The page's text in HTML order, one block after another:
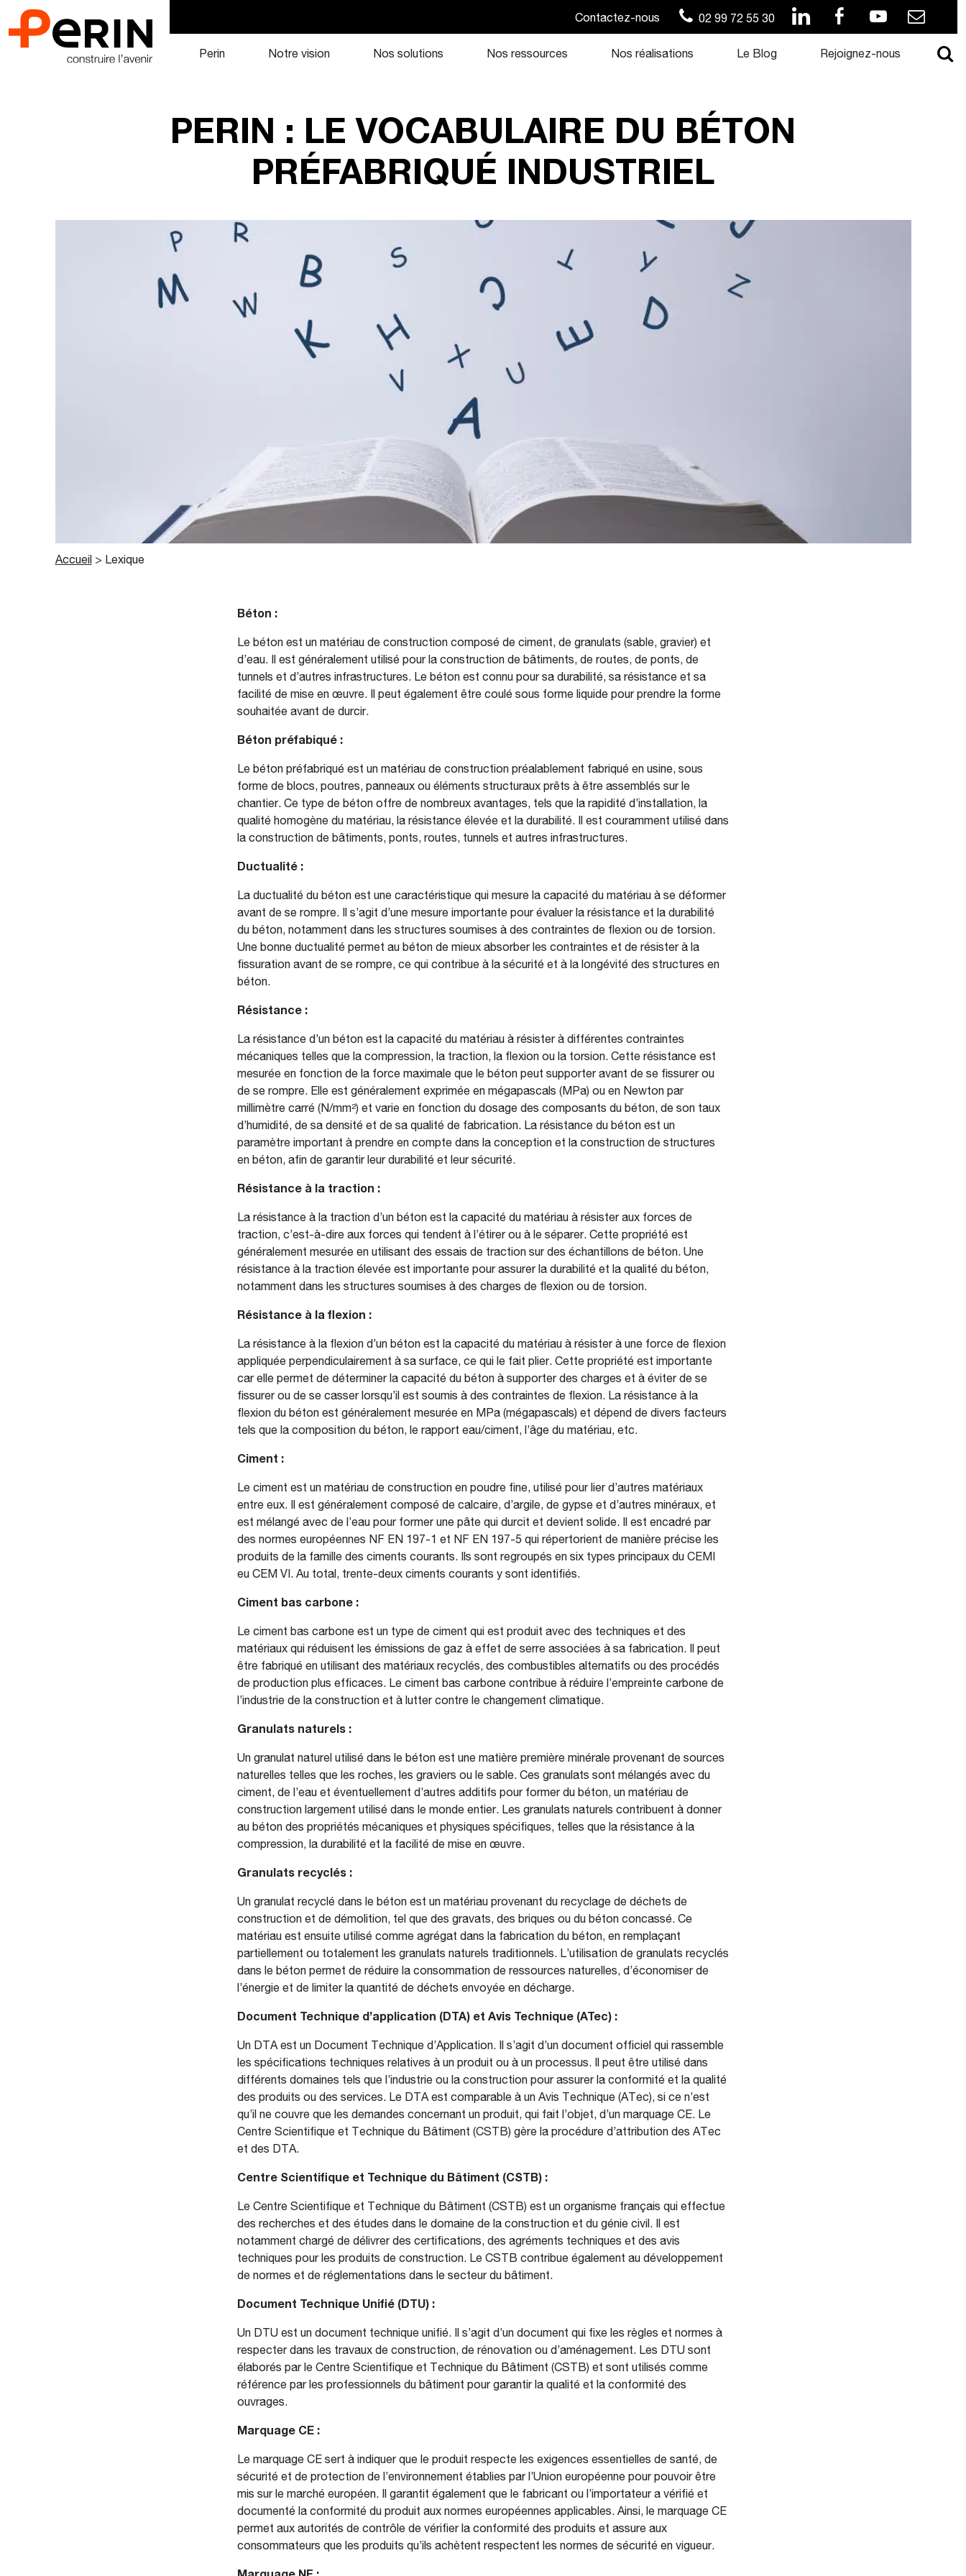
au
Contactez-nous 02 99 72 55 30
Perin Notre vision Nos solutions Nos ressources Nos réalisations Le Blog Rejoignez-nous
PERIN : LE VOCABULAIRE DU BÉTON
PRÉFABRIQUÉ INDUSTRIEL
Accueil> Lexique
Béton :
Le béton est un matériau de construction composé de ciment, de granulats (sable, gravier) et
d’eau. Il est généralement utilisé pour la construction de bâtiments, de routes, de ponts, de
tunnels et d’autres infrastructures. Le béton est connu pour sa durabilité, sa résistance et sa
facilité de mise en œuvre. Il peut également être coulé sous forme liquide pour prendre la forme
souhaitée avant de durcir.
Béton préfabiqué :
Le béton préfabriqué est un matériau de construction préalablement fabriqué en usine, sous
forme de blocs, poutres, panneaux ou éléments structuraux prêts à être assemblés sur le
chantier. Ce type de béton offre de nombreux avantages, tels que la rapidité d’installation, la
qualité homogène du matériau, la résistance élevée et la durabilité. Il est couramment utilisé dans
la construction de bâtiments, ponts, routes, tunnels et autres infrastructures.
Ductualité :
La ductualité du béton est une caractéristique qui mesure la capacité du matériau à se déformer
avant de se rompre. Il s’agit d’une mesure importante pour évaluer la résistance et la durabilité
du béton, notamment dans les structures soumises à des contraintes de flexion ou de torsion.
Une bonne ductualité permet au béton de mieux absorber les contraintes et de résister à la
fissuration avant de se rompre, ce qui contribue à la sécurité et à la longévité des structures en
béton.
Résistance :
La résistance d’un béton est la capacité du matériau à résister à différentes contraintes
mécaniques telles que la compression, la traction, la flexion ou la torsion. Cette résistance est
mesurée en fonction de la force maximale que le béton peut supporter avant de se fissurer ou
de se rompre. Elle est généralement exprimée en mégapascals (MPa) ou en Newton par
millimètre carré (N/mm²) et varie en fonction du dosage des composants du béton, de son taux
d’humidité, de sa densité et de sa qualité de fabrication. La résistance du béton est un
paramètre important à prendre en compte dans la conception et la construction de structures
en béton, afin de garantir leur durabilité et leur sécurité.
Résistance à la traction :
La résistance à la traction d’un béton est la capacité du matériau à résister aux forces de
traction, c’est-à-dire aux forces qui tendent à l’étirer ou à le séparer. Cette propriété est
généralement mesurée en utilisant des essais de traction sur des échantillons de béton. Une
résistance à la traction élevée est importante pour assurer la durabilité et la qualité du béton,
notamment dans les structures soumises à des charges de flexion ou de torsion.
Résistance à la flexion :
La résistance à la flexion d’un béton est la capacité du matériau à résister à une force de flexion
appliquée perpendiculairement à sa surface, ce qui le fait plier. Cette propriété est importante
car elle permet de déterminer la capacité du béton à supporter des charges et à éviter de se
fissurer ou de se casser lorsqu’il est soumis à des contraintes de flexion. La résistance à la
flexion du béton est généralement mesurée en MPa (mégapascals) et dépend de divers facteurs
tels que la composition du béton, le rapport eau/ciment, l’âge du matériau, etc.
Ciment :
Le ciment est un matériau de construction en poudre fine, utilisé pour lier d’autres matériaux
entre eux. Il est généralement composé de calcaire, d’argile, de gypse et d’autres minéraux, et
est mélangé avec de l’eau pour former une pâte qui durcit et devient solide. Il est encadré par
des normes européennes NF EN 197-1 et NF EN 197-5 qui répertorient de manière précise les
produits de la famille des ciments courants. Ils sont regroupés en six types principaux du CEMI
eu CEM VI. Au total, trente-deux ciments courants y sont identifiés.
Ciment bas carbone :
Le ciment bas carbone est un type de ciment qui est produit avec des techniques et des
matériaux qui réduisent les émissions de gaz à effet de serre associées à sa fabrication. Il peut
être fabriqué en utilisant des matériaux recyclés, des combustibles alternatifs ou des procédés
de production plus efficaces. Le ciment bas carbone contribue à réduire l’empreinte carbone de
l’industrie de la construction et à lutter contre le changement climatique.
Granulats naturels :
Un granulat naturel utilisé dans le béton est une matière première minérale provenant de sources
naturelles telles que les roches, les graviers ou le sable. Ces granulats sont mélangés avec du
ciment, de l’eau et éventuellement d’autres additifs pour former du béton, un matériau de
construction largement utilisé dans le monde entier. Les granulats naturels contribuent à donner
au béton des propriétés mécaniques et physiques spécifiques, telles que la résistance à la
compression, la durabilité et la facilité de mise en œuvre.
Granulats recyclés :
Un granulat recyclé dans le béton est un matériau provenant du recyclage de déchets de
construction et de démolition, tel que des gravats, des briques ou du béton concassé. Ce
matériau est ensuite utilisé comme agrégat dans la fabrication du béton, en remplaçant
partiellement ou totalement les granulats naturels traditionnels. L’utilisation de granulats recyclés
dans le béton permet de réduire la consommation de ressources naturelles, d’économiser de
l’énergie et de limiter la quantité de déchets envoyée en décharge.
Document Technique d’application (DTA) et Avis Technique (ATec) :
Un DTA est un Document Technique d’Application. Il s’agit d’un document officiel qui rassemble
les spécifications techniques relatives à un produit ou à un processus. Il peut être utilisé dans
différents domaines tels que l’industrie ou la construction pour assurer la conformité et la qualité
des produits ou des services. Le DTA est comparable à un Avis Technique (ATec), si ce n’est
qu’il ne couvre que les demandes concernant un produit, qui fait l’objet, d’un marquage CE. Le
Centre Scientifique et Technique du Bâtiment (CSTB) gère la procédure d’attribution des ATec
et des DTA.
Centre Scientifique et Technique du Bâtiment (CSTB) :
Le Centre Scientifique et Technique du Bâtiment (CSTB) est un organisme français qui effectue
des recherches et des études dans le domaine de la construction et du génie civil. Il est
notamment chargé de délivrer des certifications, des agréments techniques et des avis
techniques pour les produits de construction. Le CSTB contribue également au développement
de normes et de réglementations dans le secteur du bâtiment.
Document Technique Unifié (DTU) :
Un DTU est un document technique unifié. Il s’agit d’un document qui fixe les règles et normes à
respecter dans les travaux de construction, de rénovation ou d’aménagement. Les DTU sont
élaborés par le Centre Scientifique et Technique du Bâtiment (CSTB) et sont utilisés comme
référence par les professionnels du bâtiment pour garantir la qualité et la conformité des
ouvrages.
Marquage CE :
Le marquage CE sert à indiquer que le produit respecte les exigences essentielles de santé, de
sécurité et de protection de l’environnement établies par l’Union européenne pour pouvoir être
mis sur le marché européen. Il garantit également que le fabricant ou l’importateur a vérifié et
documenté la conformité du produit aux normes européennes applicables. Ainsi, le marquage CE
permet aux autorités de contrôle de vérifier la conformité des produits et assure aux
consommateurs que les produits qu’ils achètent respectent les normes de sécurité en vigueur.